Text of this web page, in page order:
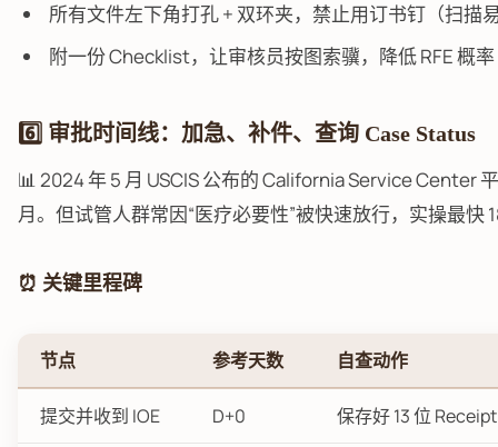
所有文件左下角打孔 + 双环夹，禁止用订书钉（扫描
附一份 Checklist，让审核员按图索骥，降低 RFE 概率
6️⃣ 审批时间线：加急、补件、查询 Case Status
📊 2024 年 5 月 USCIS 公布的 California Service Center
月。但试管人群常因“医疗必要性”被快速放行，实操最快
⏰ 关键里程碑
节点 参考天数 自查动作
提交并收到 IOE D+0 保存好 13 位 Receipt